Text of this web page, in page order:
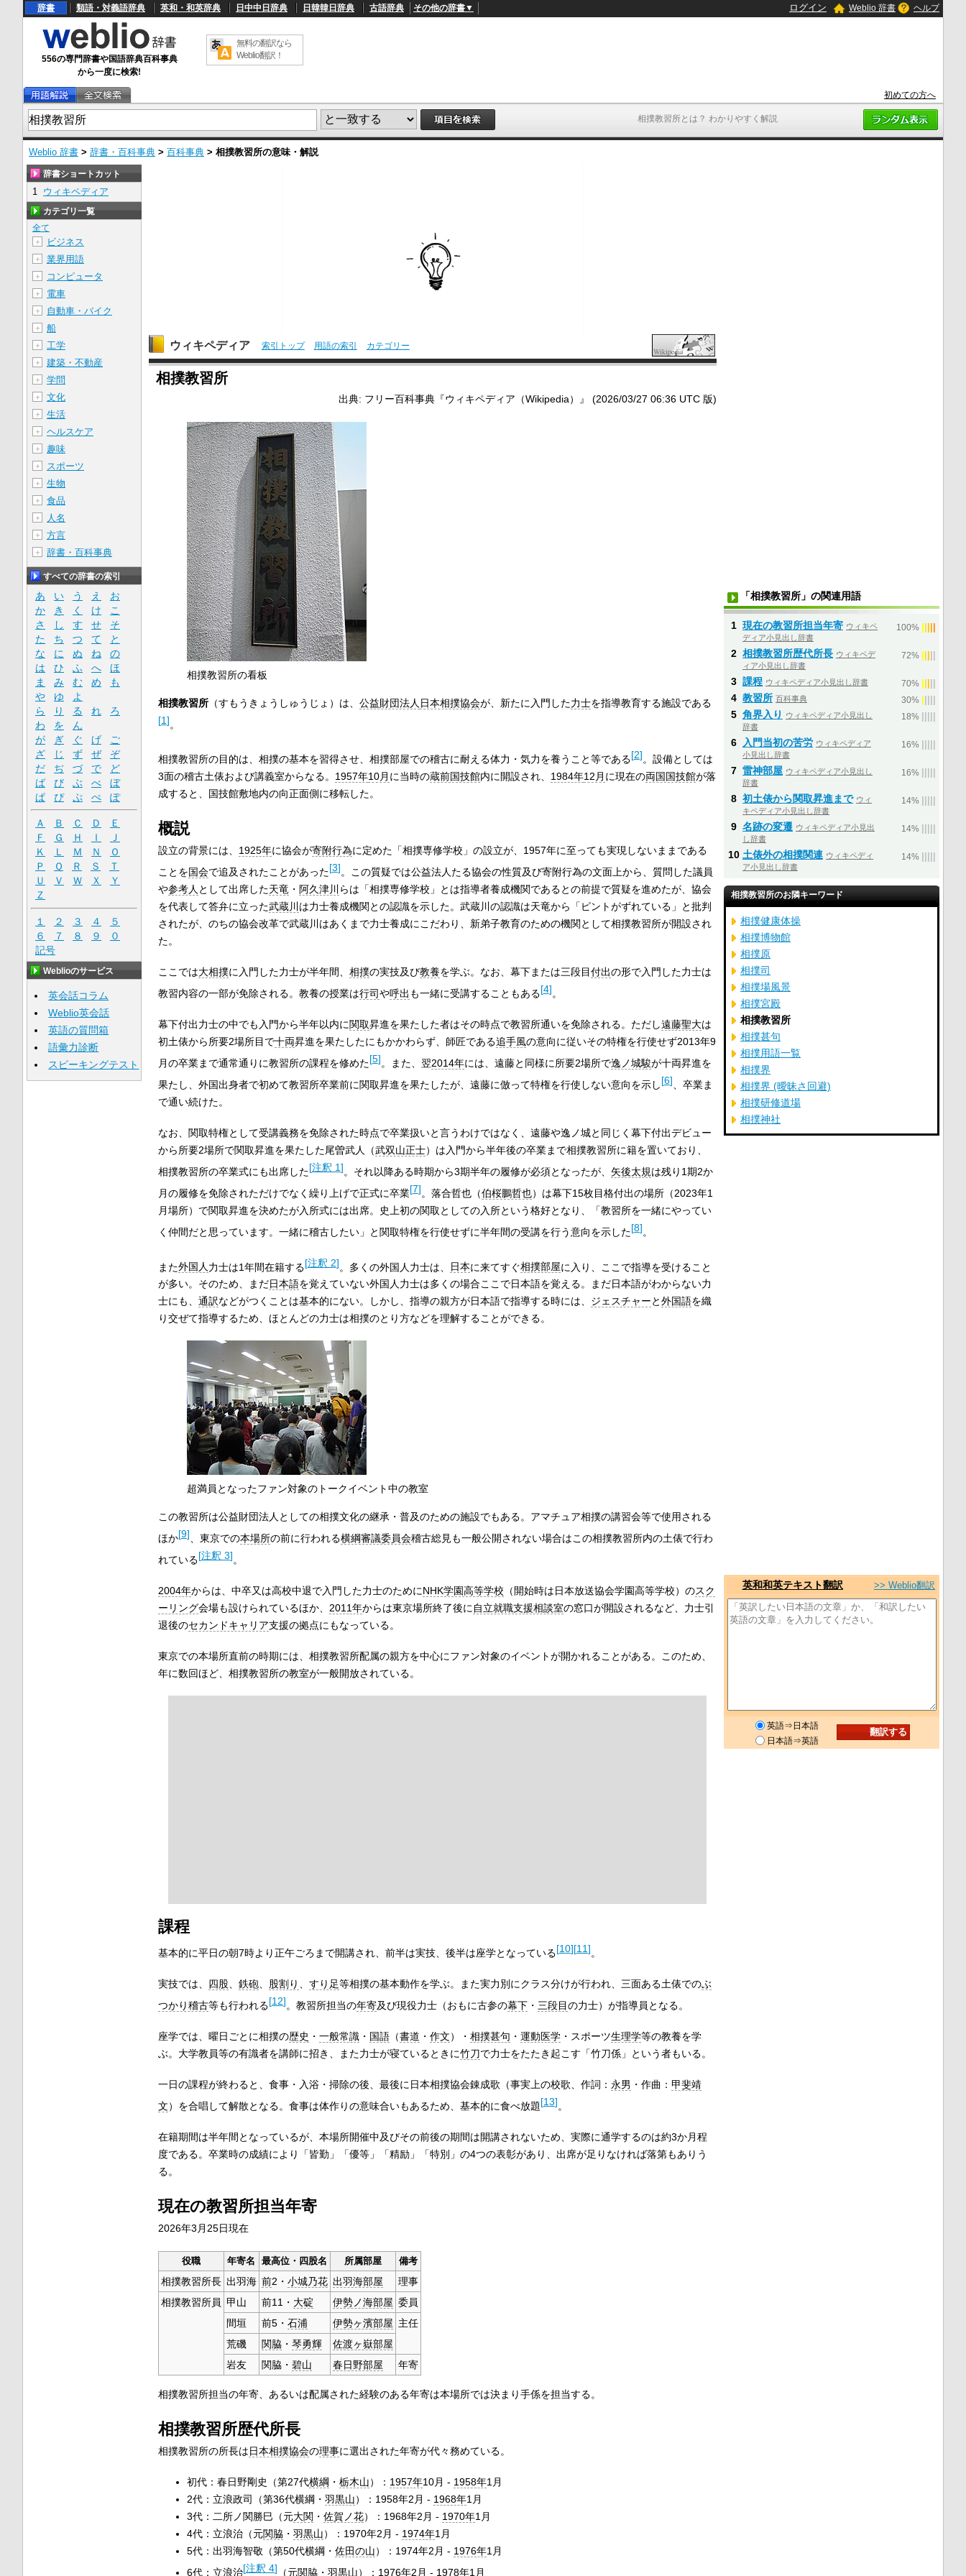
相撲教習所とは？ わかりやすく解説
辞書 類語・対義語辞典 英和・和英辞典 日中中日辞典 日韓韓日辞典 古語辞典 その他の辞書▼ ログイン Weblio 辞書 ヘルプ
556の専門辞書や国語辞典百科事典
から一度に検索!
無料の翻訳なら
Weblio翻訳！
初めての方へ
Weblio 辞書 > 辞書・百科事典 > 百科事典 > 相撲教習所の意味・解説
ウィキペディア 索引トップ 用語の索引 カテゴリー
相撲教習所
出典: フリー百科事典『ウィキペディア（Wikipedia）』 (2026/03/27 06:36 UTC 版)
相撲教習所の看板
相撲教習所（すもうきょうしゅうじょ）は、 公益財団法人 日本相撲協会が、新たに入門した力士を指導教育する施設である
[1]。
相撲教習所の目的は、相撲の基本を習得させ、相撲部屋での稽古に耐える体力・気力を養うこと等である[2]。設備としては
3面の稽古土俵および講義室からなる。 1957年10月 に当時の蔵前国技館内に開設され、 1984年12月 に現在の両国国技館が落
成すると、国技館敷地内の向正面側に移転した。
概説
設立の背景には、 1925年に協会が寄附行為に定めた「相撲専修学校」の設立が、1957年に至っても実現しないままである
ことを国会で追及されたことがあった[3]。この質疑では公益法人たる協会の性質及び寄附行為の文面上から、質問した議員
や参考人 として出席した天竜・ 阿久津川 らは「相撲専修学校」とは指導者養成機関であるとの前提で質疑を進めたが、協会
を代表して答弁に立った武蔵川 は力士養成機関との認識を示した。武蔵川の認識は天竜から「ピントがずれている」と批判
されたが、のちの協会改革で武蔵川はあくまで力士養成にこだわり、新弟子教育のための機関として相撲教習所が開設され
た。
ここでは大相撲に入門した力士が半年間、 相撲の実技及び教養を学ぶ。なお、幕下または三段目付出の形で入門した力士は
教習内容の一部が免除される。教養の授業は行司や呼出 も一緒に受講することもある[4]。
幕下付出力士の中でも入門から半年以内に関取昇進を果たした者はその時点で教習所通いを免除される。ただし遠藤聖大は
初土俵から所要2場所目で十両昇進を果たしたにもかかわらず、師匠である追手風の意向に従いその特権を行使せず2013年9
月の卒業まで通常通りに教習所の課程を修めた[5]。また、翌2014年には、遠藤と同様に所要2場所で逸ノ城駿が十両昇進を
果たし、外国出身者で初めて教習所卒業前に関取昇進を果たしたが、遠藤に倣って特権を行使しない意向を示し[6] 、卒業ま
で通い続けた。
なお、関取特権として受講義務を免除された時点で卒業扱いと言うわけではなく、遠藤や逸ノ城と同じく幕下付出デビュー
から所要2場所で関取昇進を果たした尾曽武人（武双山正士）は入門から半年後の卒業まで相撲教習所に籍を置いており、
相撲教習所の卒業式にも出席した[注釈 1]。それ以降ある時期から3期半年の履修が必須となったが、 矢後太規は残り1期2か
月の履修を免除されただけでなく繰り上げで正式に卒業[7]。落合哲也（伯桜鵬哲也）は幕下15枚目格付出の場所（2023年1
月場所）で関取昇進を決めたが入所式には出席。史上初の関取としての入所という格好となり、「教習所を一緒にやってい
く仲間だと思っています。一緒に稽古したい」と関取特権を行使せずに半年間の受講を行う意向を示した[8]。
また外国人力士は1年間在籍する[注釈 2]。多くの外国人力士は、 日本に来てすぐ相撲部屋に入り、ここで指導を受けること
が多い。そのため、まだ日本語を覚えていない外国人力士は多くの場合ここで日本語を覚える。まだ日本語がわからない力
士にも、 通訳などがつくことは基本的にない。しかし、指導の親方が日本語で指導する時には、 ジェスチャーと外国語を織
り交ぜて指導するため、ほとんどの力士は相撲のとり方などを理解することができる。
超満員となったファン対象のトークイベント中の教室
この教習所は公益財団法人としての相撲文化の継承・普及のための施設でもある。アマチュア相撲の講習会等で使用される
ほか[9] 、東京での本場所の前に行われる横綱審議委員会稽古総見も一般公開されない場合はこの相撲教習所内の土俵で行わ
れている[注釈 3]。
2004年からは、中卒又は高校中退で入門した力士のためにNHK学園高等学校 （開始時は日本放送協会学園高等学校）のスク
ーリング会場も設けられているほか、 2011年からは東京場所終了後に 自立就職支援相談室の窓口が開設されるなど、力士引
退後のセカンドキャリア支援の拠点にもなっている。
東京での本場所直前の時期には、相撲教習所配属の親方を中心にファン対象のイベントが開かれることがある。このため、
年に数回ほど、相撲教習所の教室が一般開放されている。
課程
基本的に平日の朝7時より正午ごろまで開講され、前半は実技、後半は座学となっている[10][11]。
実技では、 四股、 鉄砲、 股割り 、 すり足等相撲の基本動作を学ぶ。また実力別にクラス分けが行われ、三面ある土俵でのぶ
つかり稽古等も行われる[12]。教習所担当の年寄及び現役力士（おもに古参の幕下・ 三段目の力士）が指導員となる。
座学では、曜日ごとに相撲の歴史 ・ 一般常識・ 国語（書道 ・ 作文）・ 相撲甚句 ・ 運動医学・スポーツ生理学等の教養を学
ぶ。大学教員等の有識者を講師に招き、また力士が寝ているときに竹刀で力士をたたき起こす「竹刀係」という者もいる。
一日の課程が終わると、食事・入浴・掃除の後、最後に日本相撲協会錬成歌（事実上の校歌、作詞： 永男 ・作曲： 甲斐靖
文）を合唱して解散となる。食事は体作りの意味合いもあるため、基本的に食べ放題[13]。
在籍期間は半年間となっているが、本場所開催中及びその前後の期間は開講されないため、実際に通学するのは約3か月程
度である。卒業時の成績により「皆勤」「優等」「精励」「特別」の4つの表彰があり、出席が足りなければ落第もありう
る。
現在の教習所担当年寄
2026年3月25日現在
役職 年寄名 最高位・四股名 所属部屋 備考
相撲教習所長 出羽海 前2・ 小城乃花 出羽海部屋
理事
相撲教習所員
甲山 前11・ 大碇 伊勢ノ海部屋 委員
間垣
前5・ 石浦 伊勢ヶ濱部屋 主任
荒磯
関脇・ 琴勇輝
佐渡ヶ嶽部屋
岩友
関脇・ 碧山 春日野部屋 年寄
相撲教習所担当の年寄、あるいは配属された経験のある年寄は本場所では決まり手係を担当する。
相撲教習所歴代所長
相撲教習所の所長は日本相撲協会の理事に選出された年寄が代々務めている。
初代：春日野剛史（第27代横綱 ・ 栃木山）： 1957年10月 - 1958年1月
2代：立浪政司（第36代横綱・ 羽黒山）：1958年2月 - 1968年1月
3代：二所ノ関勝巳（元大関 ・ 佐賀ノ花）：1968年2月 - 1970年1月
4代：立浪治（元関脇・ 羽黒山）：1970年2月 - 1974年1月
5代：出羽海智敬（第50代横綱・ 佐田の山）：1974年2月 - 1976年1月
6代：立浪治[注釈 4] （元関脇・羽黒山）：1976年2月 - 1978年1月
辞書ショートカット
1 ウィキペディア
カテゴリ一覧
全て
＋
ビジネス
＋ 業界用語
＋ コンピュータ
＋ 電車
＋ 自動車・バイク
＋ 船
＋ 工学
＋ 建築・不動産
＋ 学問
＋ 文化
＋ 生活
＋ ヘルスケア
＋ 趣味
＋ スポーツ
＋ 生物
＋ 食品
＋ 人名
＋ 方言
＋ 辞書・百科事典
すべての辞書の索引
あ い う え
お
か
き く け
こ
さ
し す せ
そ
た
ち つ て
と
な
に ぬ ね
の
は
ひ ふ へ
ほ
ま
み む め
も
や
ゆ
よ
ら
り る れ
ろ
わ
を
ん
が
ぎ ぐ げ
ご
ざ
じ ず ぜ
ぞ
だ
ぢ づ で
ど
ば
び ぶ べ
ぼ
ぱ
ぴ ぷ ぺ ぽ
Ａ Ｂ Ｃ Ｄ
Ｅ
Ｆ
Ｇ Ｈ Ｉ
Ｊ
Ｋ
Ｌ Ｍ Ｎ
Ｏ
Ｐ
Ｑ Ｒ Ｓ
Ｔ
Ｕ
Ｖ Ｗ Ｘ
Ｙ
Ｚ
１ ２ ３ ４
５
６
７ ８ ９
０
記号
Weblioのサービス
英会話コラム
Weblio英会話
英語の質問箱
語彙力診断
スピーキングテスト
「相撲教習所」の関連用語
1 現在の教習所担当年寄 ウィキペ
ディア小見出し辞書
100%
2 相撲教習所歴代所長 ウィキペデ
ィア小見出し辞書
72%
3 課程 ウィキペディア小見出し辞書 70%
4 教習所 百科事典 30%
5 角界入り
ウィキペディア小見出し
辞書
18%
6 入門当初の苦労 ウィキペディア
小見出し辞書
16%
7 雷神部屋 ウィキペディア小見出し
辞書
16%
8 初土俵から関取昇進まで ウィ
キペディア小見出し辞書
14%
9 名跡の変遷 ウィキペディア小見出
し辞書
14%
10 土俵外の相撲関連 ウィキペディ
ア小見出し辞書
14%
相撲教習所のお隣キーワード
相撲健康体操
相撲博物館
相撲原
相撲司
相撲場風景
相撲宮殿
相撲教習所
相撲甚句
相撲用語一覧
相撲界
相撲界 (曖昧さ回避)
相撲研修道場
相撲神社
英和和英テキスト翻訳 >> Weblio翻訳
英語⇒日本語
日本語⇒英語